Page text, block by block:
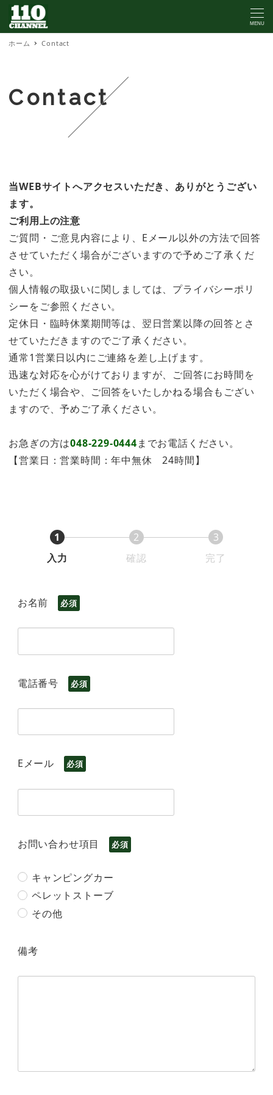
MENU
ホーム Contact
Contact
当WEBサイトへアクセスいただき、ありがとうござい
ます。
ご利用上の注意
ご質問・ご意見内容により、Eメール以外の方法で回答
させていただく場合がございますので予めご了承くだ
さい。
個人情報の取扱いに関しましては、プライバシーポリ
シーをご参照ください。
定休日・臨時休業期間等は、翌日営業以降の回答とさ
せていただきますのでご了承ください。
通常1営業日以内にご連絡を差し上げます。
迅速な対応を心がけておりますが、ご回答にお時間を
いただく場合や、ご回答をいたしかねる場合もござい
ますので、予めご了承ください。
お急ぎの方は048-229-0444までお電話ください。
【営業日：営業時間：年中無休 24時間】
1
入力
2
確認
3
完了
お名前 必須
電話番号 必須
Eメール 必須
お問い合わせ項目 必須
キャンピングカー
ペレットストーブ
その他
備考